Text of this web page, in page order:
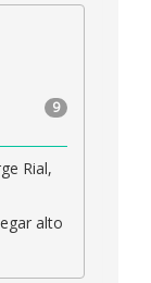
9
Rial,
alto